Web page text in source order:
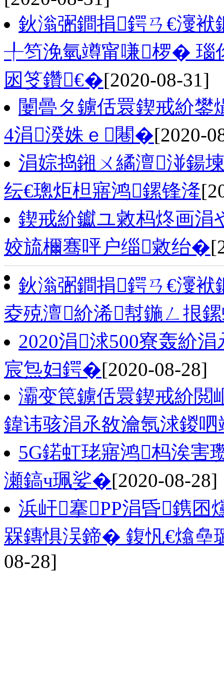
鈥滃弻鐧捐鍔ㄢ€濅
╀笉浼氫竴甯嗛椤� 瑙
囦笅鑽€�[2020-08-31]
闄曡タ鐪佸睘鍥戒紒鐢
4涓湀姝ｅ闀�[2020-
涓婃捣鎺ㄨ繘澶湴鍚
纭€璁炬柦寤鸿鏍锋湰
鍥戒紒钀ユ敹杩炵画
姣旈檷骞呯户缁敹绐�
鈥滃弻鐧捐鍔ㄢ€濅
夌殑澶紒浠幇鍦ㄥ拫
2020涓浗500寮轰紒
宸炰妇鍔�[2020-08-28]
灞变笢鐪佸睘鍥戒紒閲
鍏讳骇涓氶敋瀹氬浗鍐
5G鍩虹珯寤鸿杩涘害
瀬鎬ч珮娑�[2020-08-28]
浜屽搴PP涓昏鎸
槑鏄惧洖鍗� 鍑忛€熻
08-28]